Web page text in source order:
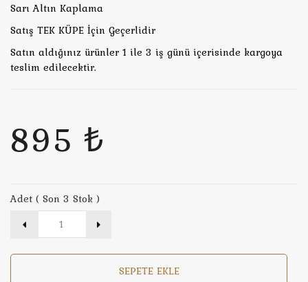
Sarı Altın Kaplama
Satış TEK KÜPE İçin Geçerlidir
Satın aldığınız ürünler 1 ile 3 iş günü içerisinde kargoya
teslim edilecektir.
895 ₺
Adet ( Son 3 Stok )
SEPETE EKLE